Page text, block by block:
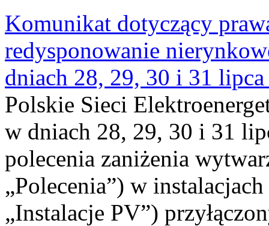
Komunikat dotyczący
redysponowanie
dniach 28, 29, 30 i 31
Polskie Sieci
w dniach 28, 29, 30 i 31
polecenia zaniżenia
„Polecenia”) w
„Instalacje PV”)